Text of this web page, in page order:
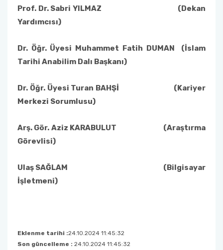
Prof. Dr. Sabri YILMAZ (Dekan
Yardımcısı)
Dr. Öğr. Üyesi Muhammet Fatih DUMAN (İslam
Tarihi Anabilim Dalı Başkanı)
Dr. Öğr. Üyesi Turan BAHŞİ (Kariyer
Merkezi Sorumlusu)
Arş. Gör. Aziz KARABULUT (Araştırma
Görevlisi)
Ulaş SAĞLAM (Bilgisayar
İşletmeni)
Eklenme tarihi :24.10.2024 11:45:32
Son güncelleme : 24.10.2024 11:45:32